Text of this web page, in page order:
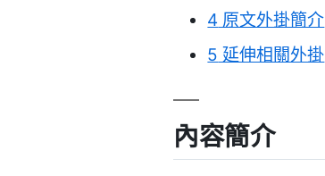
4 原文外掛簡介
5 延伸相關外掛
內容簡介